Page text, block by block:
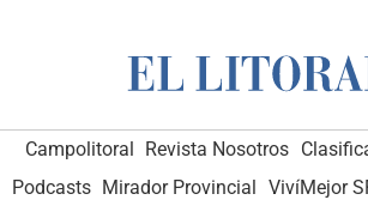
Campolitoral Revista Nosotros
Podcasts Mirador Provincial VivíMejor